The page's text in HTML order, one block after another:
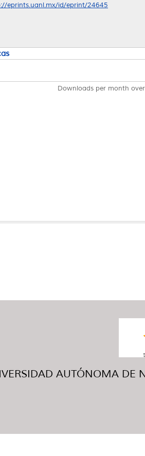
eprints.uanl.mx/id/eprint/24645
Downloads per month
AUTÓNOMA DE